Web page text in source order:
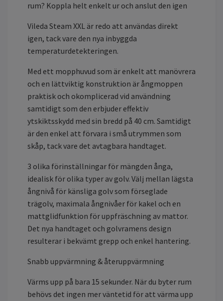
rum? Koppla helt enkelt ur och anslut den igen
Vileda Steam XXL är redo att användas direkt
igen, tack vare den nya inbyggda
temperaturdetekteringen.
Med ett mopphuvud som är enkelt att manövrera
och en lättviktig konstruktion är ångmoppen
praktisk och okomplicerad vid användning
samtidigt som den erbjuder effektiv
ytskiktsskydd med sin bredd på 40 cm. Samtidigt
är den enkel att förvara i små utrymmen som
skåp, tack vare det avtagbara handtaget.
3 olika förinställningar för mängden ånga,
idealisk för olika typer av golv. Välj mellan lägsta
ångnivå för känsliga golv som förseglade
trägolv, maximala ångnivåer för kakel och en
mattglidfunktion för uppfräschning av mattor.
Det nya handtaget och golvramens design
resulterar i bekvämt grepp och enkel hantering.
Snabb uppvärmning & återuppvärmning
Värms upp på bara 15 sekunder. När du byter rum
behövs det ingen mer väntetid för att värma upp